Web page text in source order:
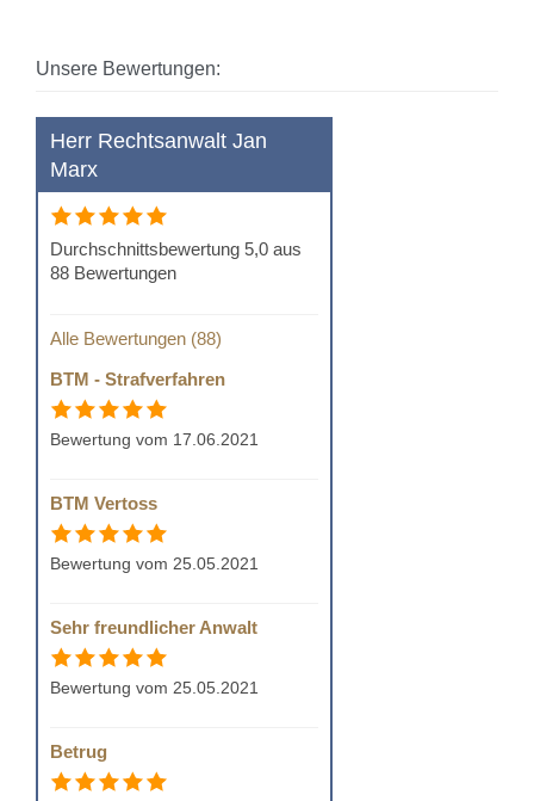
Unsere Bewertungen:
Herr Rechtsanwalt Jan
Marx
Durchschnittsbewertung 5,0 aus
88 Bewertungen
Alle Bewertungen (88)
BTM - Strafverfahren
Bewertung vom 17.06.2021
BTM Vertoss
Bewertung vom 25.05.2021
Sehr freundlicher Anwalt
Bewertung vom 25.05.2021
Betrug